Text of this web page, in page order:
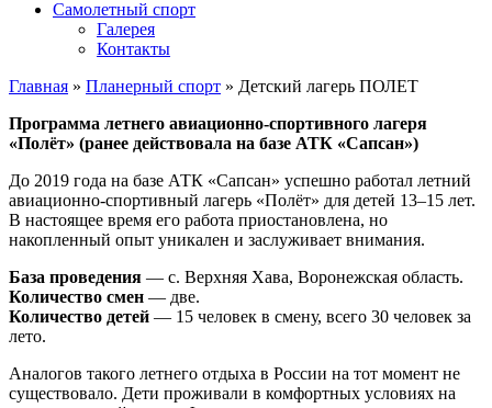
Самолетный спорт
Галерея
Контакты
Главная » Планерный спорт » Детский лагерь ПОЛЕТ
Программа летнего авиационно-спортивного лагеря
«Полёт» (ранее действовала на базе АТК «Сапсан»)
До 2019 года на базе АТК «Сапсан» успешно работал летний
авиационно-спортивный лагерь «Полёт» для детей 13–15 лет.
В настоящее время его работа приостановлена, но
накопленный опыт уникален и заслуживает внимания.
База проведения — с. Верхняя Хава, Воронежская область.
Количество смен — две.
Количество детей — 15 человек в смену, всего 30 человек за
лето.
Аналогов такого летнего отдыха в России на тот момент не
существовало. Дети проживали в комфортных условиях на